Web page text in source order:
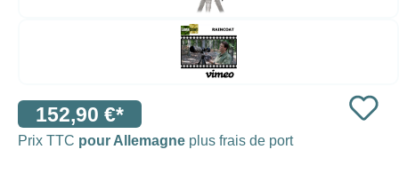
152,90 €*
Prix TTC pour Allemagne plus frais de port